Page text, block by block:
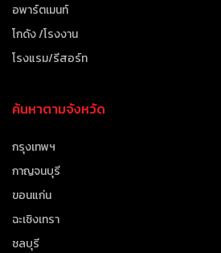
อพาร์ตเมนท์
โกดัง /โรงงาน
โรงแรม/รีสอร์ท
ค้นหาตามจังหวัด
กรุงเทพฯ
กาญจนบุรี
ขอนแก่น
ฉะเชิงเทรา
ชลบุรี